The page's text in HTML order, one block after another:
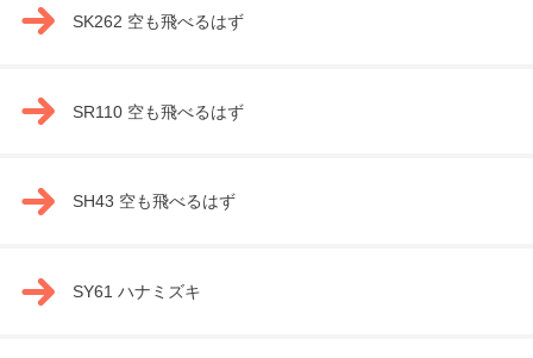
SK262 空も飛べるはず
SR110 空も飛べるはず
SH43 空も飛べるはず
SY61 ハナミズキ